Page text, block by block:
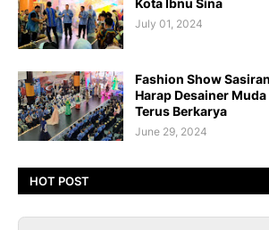
Kota Ibnu Sina
July 01, 2024
Fashion Show
Harap Desainer
Terus Berkarya
June 29, 2024
HOT POST